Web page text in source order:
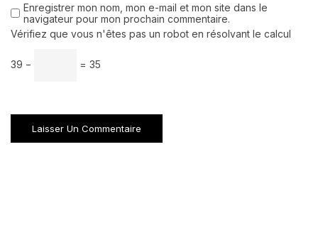
Enregistrer mon nom, mon e-mail et mon site dans le
navigateur pour mon prochain commentaire.
Vérifiez que vous n'êtes pas un robot en résolvant le calcul
39 − = 35